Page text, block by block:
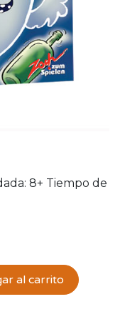
8+ Tiempo de
al carrito